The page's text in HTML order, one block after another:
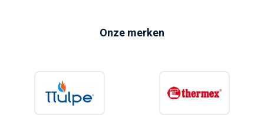
Onze merken